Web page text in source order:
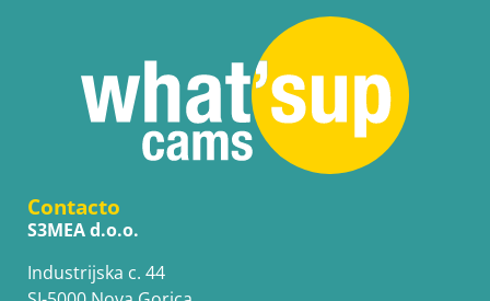
Contacto
S3MEA d.o.o.
Industrijska c. 44